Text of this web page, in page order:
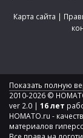
Карта сайта |
Показать полную
2010-2026 ©
ver 2.0 | 16 лет
HOMATO.ru -
материалов